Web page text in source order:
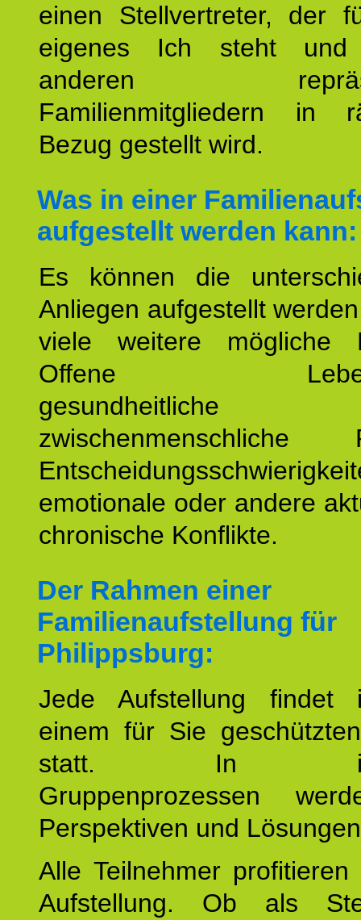
einen Stellvertreter, der
eigenes Ich steht
anderen
Familienmitgliedern in
Bezug gestellt wird.
Was in einer
aufgestellt werden kann:
Es können die
Anliegen aufgestellt
viele weitere mögliche
Offene
zwischenmenschliche
emotionale oder andere
chronische Konflikte.
Der Rahmen einer
Familienaufstellung für
Philippsburg:
Jede Aufstellung findet
einem für Sie
statt. In
Gruppenprozessen
Perspektiven und
Alle Teilnehmer
Aufstellung. Ob als